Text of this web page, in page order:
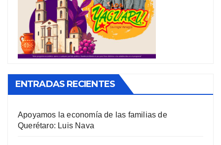
ENTRADAS RECIENTES
Apoyamos la economía de las familias de
Querétaro: Luis Nava